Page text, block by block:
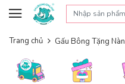
Skip to content
Trang chủ Gấu Bông Tặng